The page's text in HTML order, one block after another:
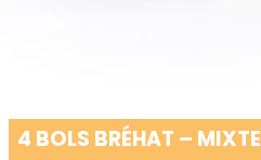
4 BOLS BRÉHAT – MIXTE